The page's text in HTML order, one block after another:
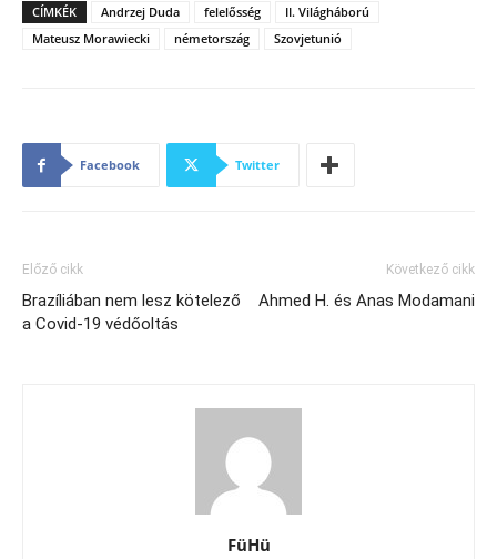
CÍMKÉK Andrzej Duda felelősség
II. Világháború
Mateusz Morawiecki
németország Szovjetunió
Facebook Twitter
Előző cikk
Brazíliában nem lesz kötelező
a Covid-19 védőoltás
Következő cikk
Ahmed H. és Anas Modamani
FüHü